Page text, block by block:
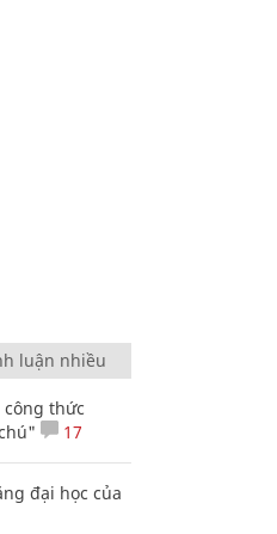
luận nhiều
công thức
17
đại học của